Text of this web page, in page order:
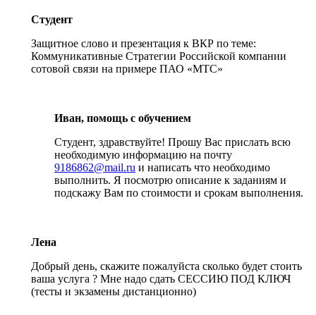
Студент
Защитное слово и презентация к ВКР по теме:
Коммуникативные Стратегии Российской компании
сотовой связи на примере ПАО «МТС»
Иван, помощь с обучением
Студент, здравствуйте! Прошу Вас прислать всю
необходимую информацию на почту
9186862@mail.ru и написать что необходимо
выполнить. Я посмотрю описание к заданиям и
подскажу Вам по стоимости и срокам выполнения.
Лена
Добрый день, скажите пожалуйста сколько будет стоить
ваша услуга ? Мне надо сдать СЕССИЮ ПОД КЛЮЧ
(тесты и экзамены дистанционно)